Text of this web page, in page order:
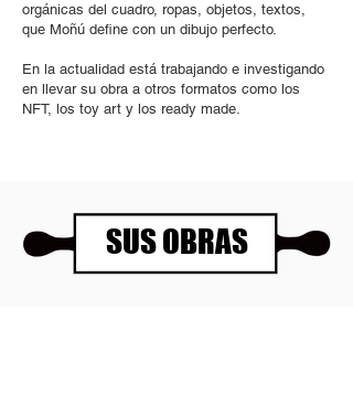
orgánicas del cuadro, ropas, objetos, textos,
que Moñú define con un dibujo perfecto.
En la actualidad está trabajando e investigando
en llevar su obra a otros formatos como los
NFT, los toy art y los ready made.
SUS OBRAS